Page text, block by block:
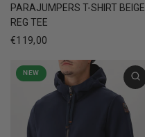
PARAJUMPERS T-SHIRT BEIGE
REG TEE
€119,00
NEW